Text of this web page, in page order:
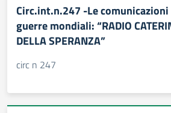
Circ.int.n.247 -Le
guerre mondiali: “RADIO
DELLA SPERANZA”
circ n 247